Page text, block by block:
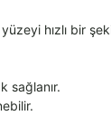
hızlı bir
sağlanır.